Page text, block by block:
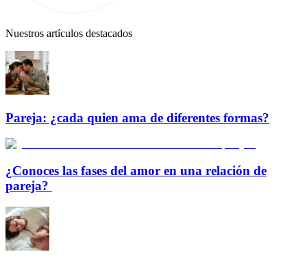
Nuestros artículos destacados
Pareja: ¿cada quien ama de diferentes formas?
¿Conoces las fases del amor en una relación de
pareja?